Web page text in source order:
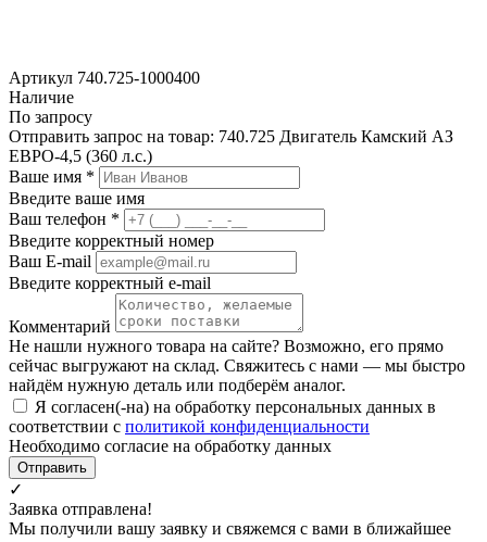
Артикул 740.725-1000400
Наличие
По запросу
Отправить запрос на товар: 740.725 Двигатель Камский АЗ
ЕВРО-4,5 (360 л.с.)
Ваше имя *
Введите ваше имя
Ваш телефон *
Введите корректный номер
Ваш E-mail
Введите корректный e-mail
Комментарий
Не нашли нужного товара на сайте? Возможно, его прямо
сейчас выгружают на склад. Свяжитесь с нами — мы быстро
найдём нужную деталь или подберём аналог.
Я согласен(-на) на обработку персональных данных в
соответствии с политикой конфиденциальности
Необходимо согласие на обработку данных
Отправить
✓
Заявка отправлена!
Мы получили вашу заявку и свяжемся с вами в ближайшее